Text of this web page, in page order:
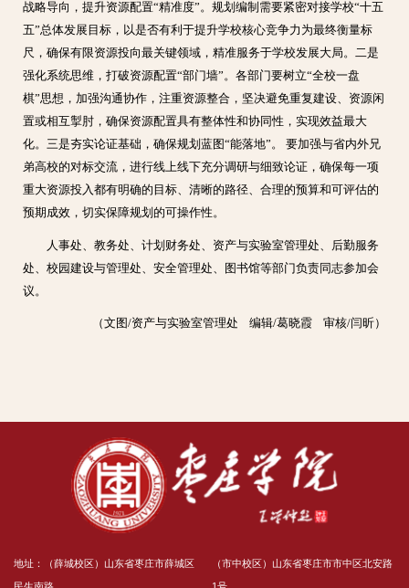
战略导向，提升资源配置“精准度”。规划编制需要紧密对接学校“十五
五”总体发展目标，以是否有利于提升学校核心竞争力为最终衡量标
尺，确保有限资源投向最关键领域，精准服务于学校发展大局。二是
强化系统思维，打破资源配置“部门墙”。各部门要树立“全校一盘
棋”思想，加强沟通协作，注重资源整合，坚决避免重复建设、资源闲
置或相互掣肘，确保资源配置具有整体性和协同性，实现效益最大
化。三是夯实论证基础，确保规划蓝图“能落地”。 要加强与省内外兄
弟高校的对标交流，进行线上线下充分调研与细致论证，确保每一项
重大资源投入都有明确的目标、清晰的路径、合理的预算和可评估的
预期成效，切实保障规划的可操作性。
人事处、教务处、计划财务处、资产与实验室管理处、后勤服务
处、校园建设与管理处、安全管理处、图书馆等部门负责同志参加会
议。
（文图/资产与实验室管理处 编辑/葛晓霞 审核/闫昕）
地址：（薛城校区）山东省枣庄市薛城区 （市中校区）山东省枣庄市市中区北安路